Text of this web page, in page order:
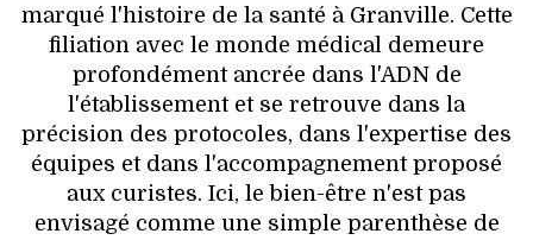
marqué l'histoire de la santé à Granville. Cette
filiation avec le monde médical demeure
profondément ancrée dans l'ADN de
l'établissement et se retrouve dans la
précision des protocoles, dans l'expertise des
équipes et dans l'accompagnement proposé
aux curistes. Ici, le bien-être n'est pas
envisagé comme une simple parenthèse de